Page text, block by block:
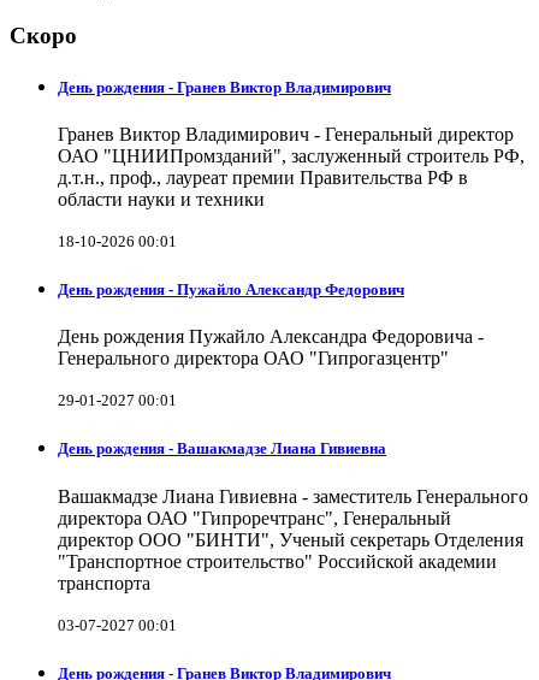
Скоро
День рождения - Гранев Виктор Владимирович
Гранев Виктор Владимирович - Генеральный директор
ОАО "ЦНИИПромзданий", заслуженный строитель РФ,
д.т.н., проф., лауреат премии Правительства РФ в
области науки и техники
18-10-2026 00:01
День рождения - Пужайло Александр Федорович
День рождения Пужайло Александра Федоровича -
Генерального директора ОАО "Гипрогазцентр"
29-01-2027 00:01
День рождения - Вашакмадзе Лиана Гивиевна
Вашакмадзе Лиана Гивиевна - заместитель Генерального
директора ОАО "Гипроречтранс", Генеральный
директор ООО "БИНТИ", Ученый секретарь Отделения
"Транспортное строительство" Российской академии
транспорта
03-07-2027 00:01
День рождения - Гранев Виктор Владимирович